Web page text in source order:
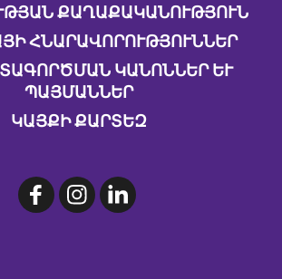
ՔԱՂԱՔԱԿԱՆՈՒԹՅՈՒՆ
ՀՆԱՐԱՎՈՐՈՒԹՅՈՒՆՆԵՐ
ԿԱՆՈՆՆԵՐ ԵՒ Պ
ԱՅՄԱՆՆԵՐ
ԿԱՅՔԻ ՔԱՐՏԵԶ